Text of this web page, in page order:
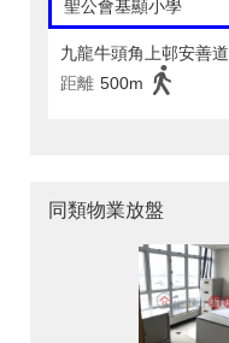
聖公會基顯小學
九龍牛頭角上邨安善道
距離 500m
同類物業放盤